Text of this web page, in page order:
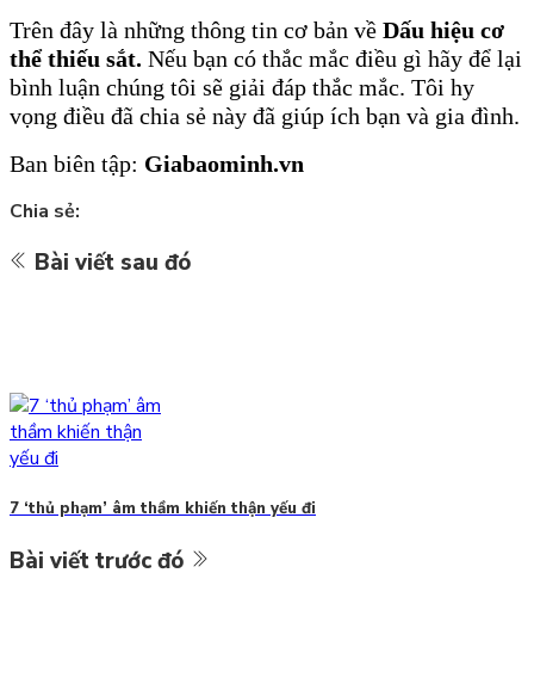
Trên đây là những thông tin cơ bản về Dấu hiệu cơ
thể thiếu sắt. Nếu bạn có thắc mắc điều gì hãy để lại
bình luận chúng tôi sẽ giải đáp thắc mắc. Tôi hy
vọng điều đã chia sẻ này đã giúp ích bạn và gia đình.
Ban biên tập: Giabaominh.vn
Chia sẻ:
Bài viết sau đó
7 ‘thủ phạm’ âm thầm khiến thận yếu đi
Bài viết trước đó